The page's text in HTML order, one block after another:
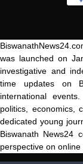
was launched on
investigative and
time updates on
international
politics, economics,
dedicated young
Biswanath News24
perspective on online